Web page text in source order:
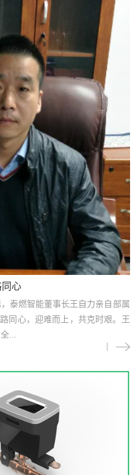
同心
泰燃智能董事长王自力亲自部属
同心，迎难而上，共克时艰。王
...